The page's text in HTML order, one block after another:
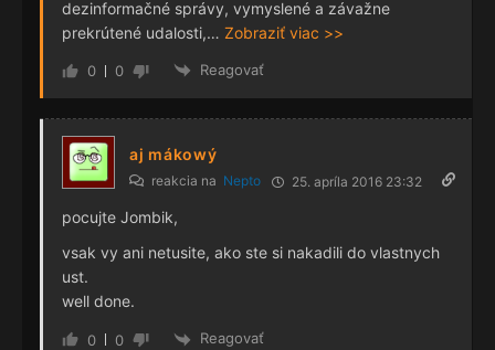
dezinformačné správy, vymyslené a závažne
prekrútené udalosti,… Zobraziť viac >>
0 0 Reagovať
aj mákowý
reakcia na Nepto 25. apríla 2016 23:32
pocujte Jombik,
vsak vy ani netusite, ako ste si nakadili do vlastnych
ust.
well done.
0 0 Reagovať